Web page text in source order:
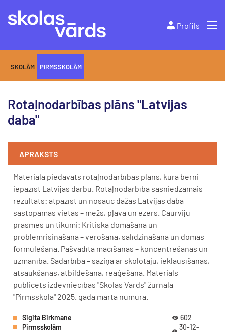
Profils
SKOLĀM PIRMSSKOLĀM
Rotaļnodarbības plāns "Latvijas
daba"
APRAKSTS
Materiālā piedāvāts rotaļnodarbības plāns, kurā bērni
iepazīst Latvijas darbu. Rotaļnodarbībā sasniedzamais
rezultāts: atpazīst un nosauc dažas Latvijas dabā
sastopamās vietas – mežs, pļava un ezers. Caurviju
prasmes un tikumi: Kritiskā domāšana un
problēmrisināšana – vērošana, salīdzināšana un domas
formulēšana. Pašvadīta mācīšanās – koncentrēšanās un
uzmanība. Sadarbība – saziņa ar skolotāju, ieklausīšanās,
atsaukšanās, atbildēšana, reaģēšana. Materiāls
publicēts izdevniecības "Skolas Vārds" žurnāla
"Pirmsskola" 2025. gada marta numurā.
Sigita Birkmane
Pirmsskolām
602
30-12-